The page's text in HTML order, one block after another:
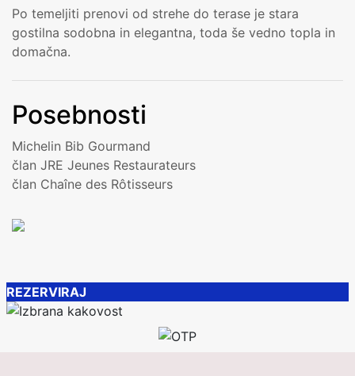
Po temeljiti prenovi od strehe do terase je stara
gostilna sodobna in elegantna, toda še vedno topla in
domačna.
Posebnosti
Michelin Bib Gourmand
član JRE Jeunes Restaurateurs
član Chaîne des Rôtisseurs
REZERVIRAJ